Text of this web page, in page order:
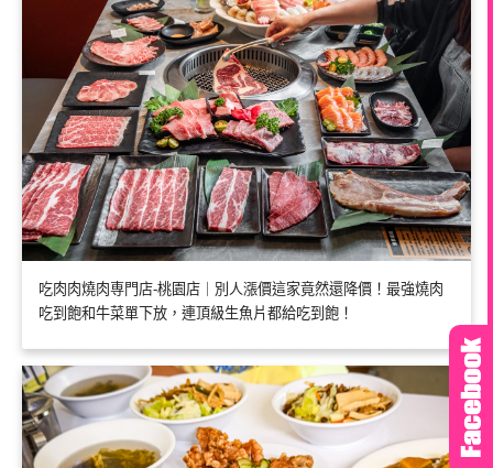
吃肉肉燒肉専門店-桃園店｜別人漲價這家竟然還降價！最強燒肉
吃到飽和牛菜單下放，連頂級生魚片都給吃到飽！